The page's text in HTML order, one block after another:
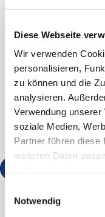
Diese Webseite
Wir verwenden
personalisieren,
zu können und die
analysieren.
Verwendung
soziale Medien,
Partner führen diese
weiteren Daten
Notwendig
KURSORT
zur
Beginn